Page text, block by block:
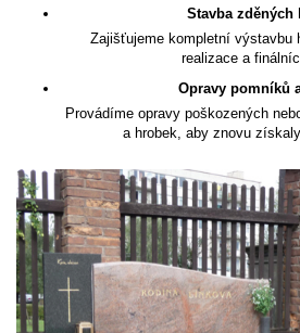
Stavba zděných
Zajišťujeme kompletní výstavbu
realizace a
Opravy pomníků
Provádíme opravy poškozených
a hrobek, aby znovu